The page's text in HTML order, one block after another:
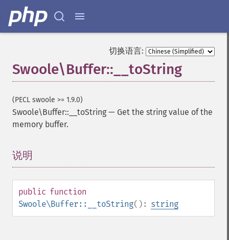
切换语言:
Swoole\Buffer::__toString
(PECL swoole >= 1.9.0)
Swoole\Buffer::__toString — Get the string value of the
memory buffer.
说明
public function
Swoole\Buffer::__toString(): string